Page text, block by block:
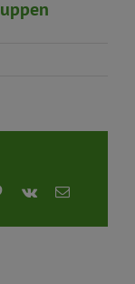
Pinterest
Vk
E-